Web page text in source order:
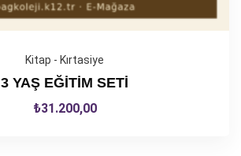
Kitap - Kırtasiye
3 YAŞ EĞİTİM SETİ
₺31.200,00